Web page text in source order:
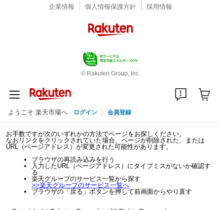
企業情報 個人情報保護方針 採用情報
© Rakuten Group, Inc.
ようこそ 楽天市場へ ログイン 会員登録
お手数ですが次のいずれかの方法でページをお探しください。
なおリンクをクリックされていた場合、ページが削除された、または
URL（ページアドレス）が変更された可能性があります。
ブラウザの再読み込みを行う
入力したURL（ページアドレス）にタイプミスがないか確認す
る
楽天グループのサービス一覧から探す
>>楽天グループのサービス一覧へ
ブラウザの「戻る」ボタンを押して前画面からやり直す